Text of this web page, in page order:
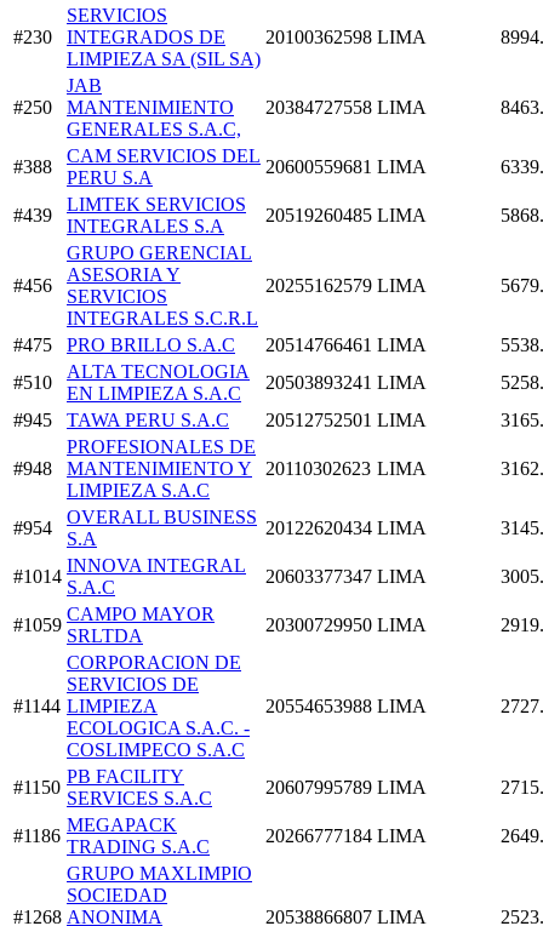
#230
SERVICIOS
INTEGRADOS DE
LIMPIEZA SA (SIL SA)
20100362598 LIMA
#250
JAB
MANTENIMIENTO
GENERALES S.A.C,
20384727558 LIMA
#388
CAM SERVICIOS DEL
PERU S.A
20600559681 LIMA
#439
LIMTEK SERVICIOS
INTEGRALES S.A
20519260485 LIMA
#456
GRUPO GERENCIAL
ASESORIA Y
SERVICIOS
INTEGRALES S.C.R.L
20255162579 LIMA
#475 PRO BRILLO S.A.C 20514766461 LIMA
#510
ALTA TECNOLOGIA
EN LIMPIEZA S.A.C
20503893241 LIMA
#945
TAWA PERU S.A.C 20512752501 LIMA
#948
PROFESIONALES DE
MANTENIMIENTO Y
LIMPIEZA S.A.C
20110302623 LIMA
#954
OVERALL BUSINESS
S.A
20122620434 LIMA
#1014
INNOVA INTEGRAL
S.A.C
20603377347 LIMA
#1059
CAMPO MAYOR
SRLTDA
20300729950 LIMA
#1144
CORPORACION DE
SERVICIOS DE
LIMPIEZA
ECOLOGICA S.A.C. -
COSLIMPECO S.A.C
20554653988 LIMA
#1150
PB FACILITY
SERVICES S.A.C
20607995789 LIMA
#1186
MEGAPACK
TRADING S.A.C
20266777184 LIMA
#1268
GRUPO MAXLIMPIO
SOCIEDAD
ANONIMA
20538866807 LIMA